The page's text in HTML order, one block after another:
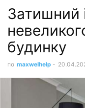
Затишний
будинку
по maxwelhelp -